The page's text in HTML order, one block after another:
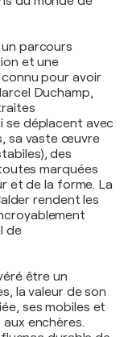
un parcours
et une
pour avoir
Duchamp,
se déplacent avec
sa vaste œuvre
des
marquées
et de la forme. La
rendent les
de
être un
la valeur de son
ses mobiles et
enchères.